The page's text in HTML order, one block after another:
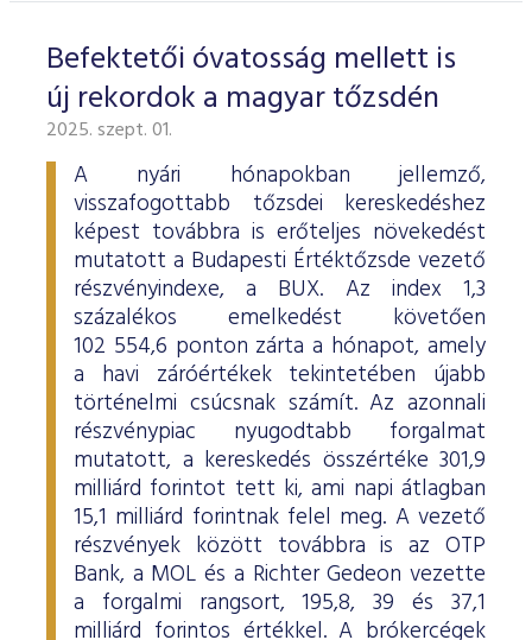
Befektetői óvatosság mellett is
új rekordok a magyar tőzsdén
2025. szept. 01.
A nyári hónapokban jellemző,
visszafogottabb tőzsdei kereskedéshez
képest továbbra is erőteljes növekedést
mutatott a Budapesti Értéktőzsde vezető
részvényindexe, a BUX. Az index 1,3
százalékos emelkedést követően
102 554,6 ponton zárta a hónapot, amely
a havi záróértékek tekintetében újabb
történelmi csúcsnak számít. Az azonnali
részvénypiac nyugodtabb forgalmat
mutatott, a kereskedés összértéke 301,9
milliárd forintot tett ki, ami napi átlagban
15,1 milliárd forintnak felel meg. A vezető
részvények között továbbra is az OTP
Bank, a MOL és a Richter Gedeon vezette
a forgalmi rangsort, 195,8, 39 és 37,1
milliárd forintos értékkel. A brókercégek